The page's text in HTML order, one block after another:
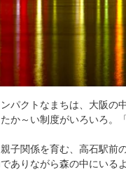
パクトなまちは、大阪の
か～い制度がいろいろ。
子関係を育む、高石駅前
ありながら森の中にいる